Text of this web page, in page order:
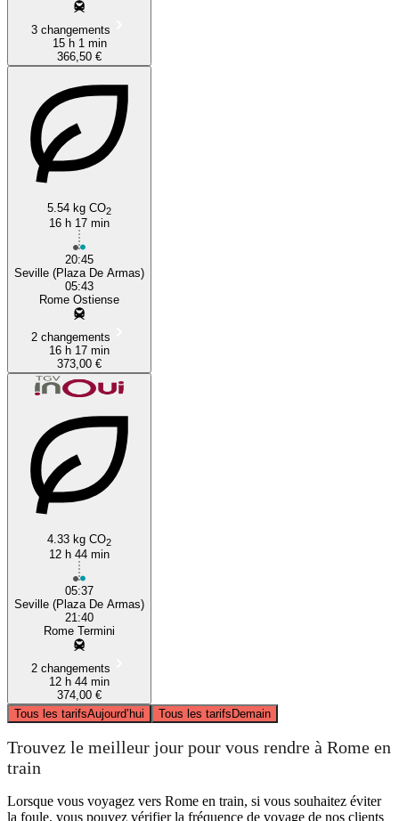
3 changements
15 h 1 min
366,50 €
5.54 kg CO2
16 h 17 min
20:45
Seville (Plaza De Armas)
05:43
Rome Ostiense
2 changements
16 h 17 min
373,00 €
4.33 kg CO2
12 h 44 min
05:37
Seville (Plaza De Armas)
21:40
Rome Termini
2 changements
12 h 44 min
374,00 €
Tous les tarifsAujourd’hui Tous les tarifsDemain
Trouvez le meilleur jour pour vous rendre à Rome en
train
Lorsque vous voyagez vers Rome en train, si vous souhaitez éviter
la foule, vous pouvez vérifier la fréquence de voyage de nos clients